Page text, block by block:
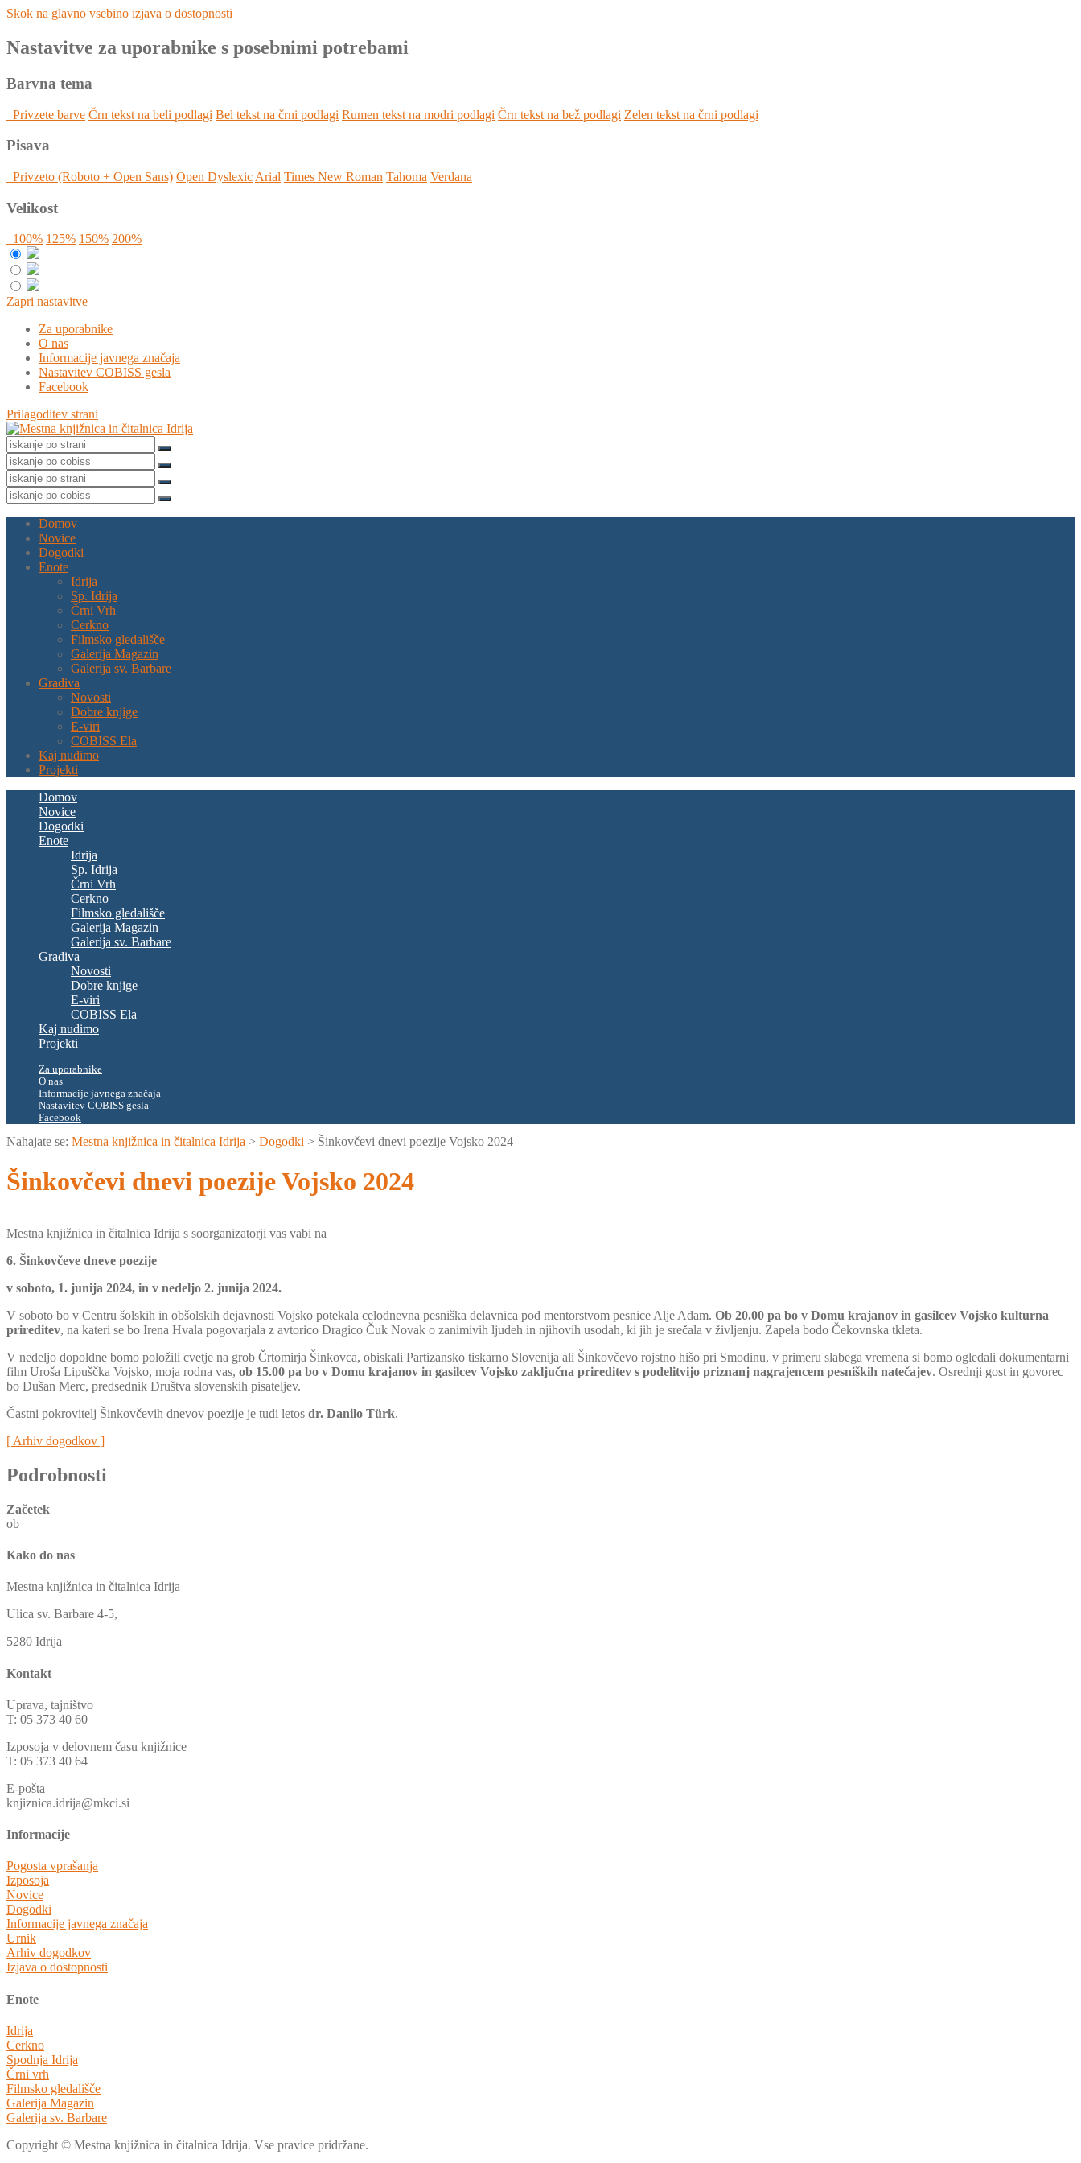
Skok na glavno vsebino izjava o dostopnosti
Nastavitve za uporabnike s posebnimi potrebami
Barvna tema
Privzete barve Črn tekst na beli podlagi Bel tekst na črni podlagi Rumen tekst na modri podlagi Črn tekst na bež podlagi Zelen tekst na črni podlagi
Pisava
Privzeto (Roboto + Open Sans) Open Dyslexic Arial Times New Roman Tahoma Verdana
Velikost
100% 125% 150% 200%
Zapri nastavitve
Za uporabnike
O nas
Informacije javnega značaja
Nastavitev COBISS gesla
Facebook
Prilagoditev strani
Domov
Novice
Dogodki
Enote
Idrija
Sp. Idrija
Črni Vrh
Cerkno
Filmsko gledališče
Galerija Magazin
Galerija sv. Barbare
Gradiva
Novosti
Dobre knjige
E-viri
COBISS Ela
Kaj nudimo
Projekti
Domov
Novice
Dogodki
Enote
Idrija
Sp. Idrija
Črni Vrh
Cerkno
Filmsko gledališče
Galerija Magazin
Galerija sv. Barbare
Gradiva
Novosti
Dobre knjige
E-viri
COBISS Ela
Kaj nudimo
Projekti
Za uporabnike
O nas
Informacije javnega značaja
Nastavitev COBISS gesla
Facebook
Nahajate se: Mestna knjižnica in čitalnica Idrija > Dogodki > Šinkovčevi dnevi poezije Vojsko 2024
Šinkovčevi dnevi poezije Vojsko 2024
Mestna knjižnica in čitalnica Idrija s soorganizatorji vas vabi na
6. Šinkovčeve dneve poezije
v soboto, 1. junija 2024, in v nedeljo 2. junija 2024.
V soboto bo v Centru šolskih in obšolskih dejavnosti Vojsko potekala celodnevna pesniška delavnica pod mentorstvom pesnice Alje Adam. Ob 20.00 pa bo v Domu krajanov in gasilcev Vojsko kulturna
prireditev, na kateri se bo Irena Hvala pogovarjala z avtorico Dragico Čuk Novak o zanimivih ljudeh in njihovih usodah, ki jih je srečala v življenju. Zapela bodo Čekovnska tkleta.
V nedeljo dopoldne bomo položili cvetje na grob Črtomirja Šinkovca, obiskali Partizansko tiskarno Slovenija ali Šinkovčevo rojstno hišo pri Smodinu, v primeru slabega vremena si bomo ogledali dokumentarni
film Uroša Lipuščka Vojsko, moja rodna vas, ob 15.00 pa bo v Domu krajanov in gasilcev Vojsko zaključna prireditev s podelitvijo priznanj nagrajencem pesniških natečajev. Osrednji gost in govorec
bo Dušan Merc, predsednik Društva slovenskih pisateljev.
Častni pokrovitelj Šinkovčevih dnevov poezije je tudi letos dr. Danilo Türk.
[ Arhiv dogodkov ]
Podrobnosti
Začetek
ob
Kako do nas
Mestna knjižnica in čitalnica Idrija
Ulica sv. Barbare 4-5,
5280 Idrija
Kontakt
Uprava, tajništvo
T: 05 373 40 60
Izposoja v delovnem času knjižnice
T: 05 373 40 64
E-pošta
knjiznica.idrija@mkci.si
Informacije
Pogosta vprašanja
Izposoja
Novice
Dogodki
Informacije javnega značaja
Urnik
Arhiv dogodkov
Izjava o dostopnosti
Enote
Idrija
Cerkno
Spodnja Idrija
Črni vrh
Filmsko gledališče
Galerija Magazin
Galerija sv. Barbare
Copyright © Mestna knjižnica in čitalnica Idrija. Vse pravice pridržane.